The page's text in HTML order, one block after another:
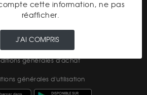
Cookies
générales de vente
générales d'achat
générales d'utilisation
cette information, ne pas
réafficher.
J'AI COMPRIS